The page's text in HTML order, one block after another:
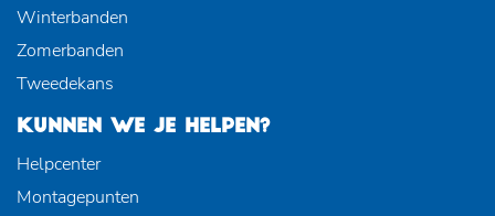
Winterbanden
Zomerbanden
Tweedekans
KUNNEN WE JE HELPEN?
Helpcenter
Montagepunten